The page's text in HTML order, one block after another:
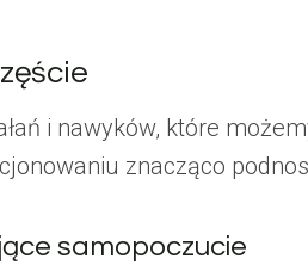
i nawyków, które
znacząco
samopoczucie